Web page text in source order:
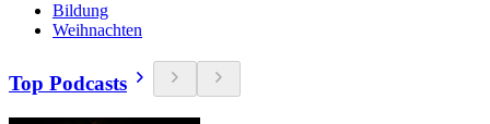
Bildung
Weihnachten
Top Podcasts